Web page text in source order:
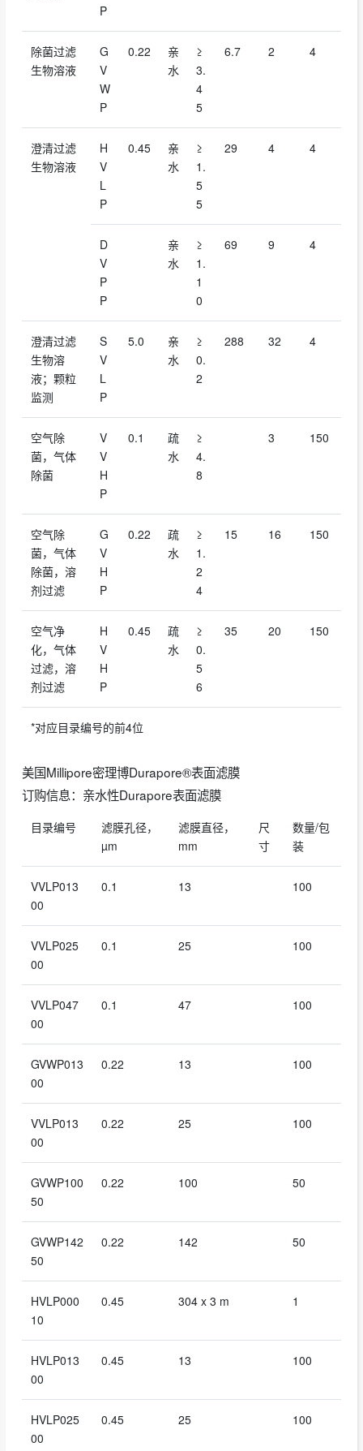
P
除菌过滤
生物溶液
G
V
W
P
0.22
亲
水
≥
3.
4
5
6.7 2 4
澄清过滤
生物溶液
H
V
L
P
0.45
亲
水
≥
1.
5
5
29 4 4
D
V
P
P
亲
水
≥
1.
1
0
69 9 4
澄清过滤
生物溶
液；颗粒
监测
S
V
L
P
5.0
亲
水
≥
0.
2
288 32 4
空气除
菌，气体
除菌
V
V
H
P
0.1
疏
水
≥
4.
8
3 150
空气除
菌，气体
除菌，溶
剂过滤
G
V
H
P
0.22
疏
水
≥
1.
2
4
15 16 150
空气净
化，气体
过滤，溶
剂过滤
H
V
H
P
0.45
疏
水
≥
0.
5
6
35 20 150
*对应目录编号的前4位
美国Millipore密理博Durapore®表面滤膜
订购信息：亲水性Durapore表面滤膜
目录编号
滤膜孔径，
µm
滤膜直径，
mm
尺
寸
数量/包
装
VVLP013
00
0.1 13 100
VVLP025
00
0.1 25 100
VVLP047
00
0.1 47 100
GVWP013
00
0.22 13 100
VVLP013
00
0.22 25 100
GVWP100
50
0.22 100 50
GVWP142
50
0.22 142 50
HVLP000
10
0.45 304 x 3 m 1
HVLP013
00
0.45 13 100
HVLP025
00
0.45 25 100